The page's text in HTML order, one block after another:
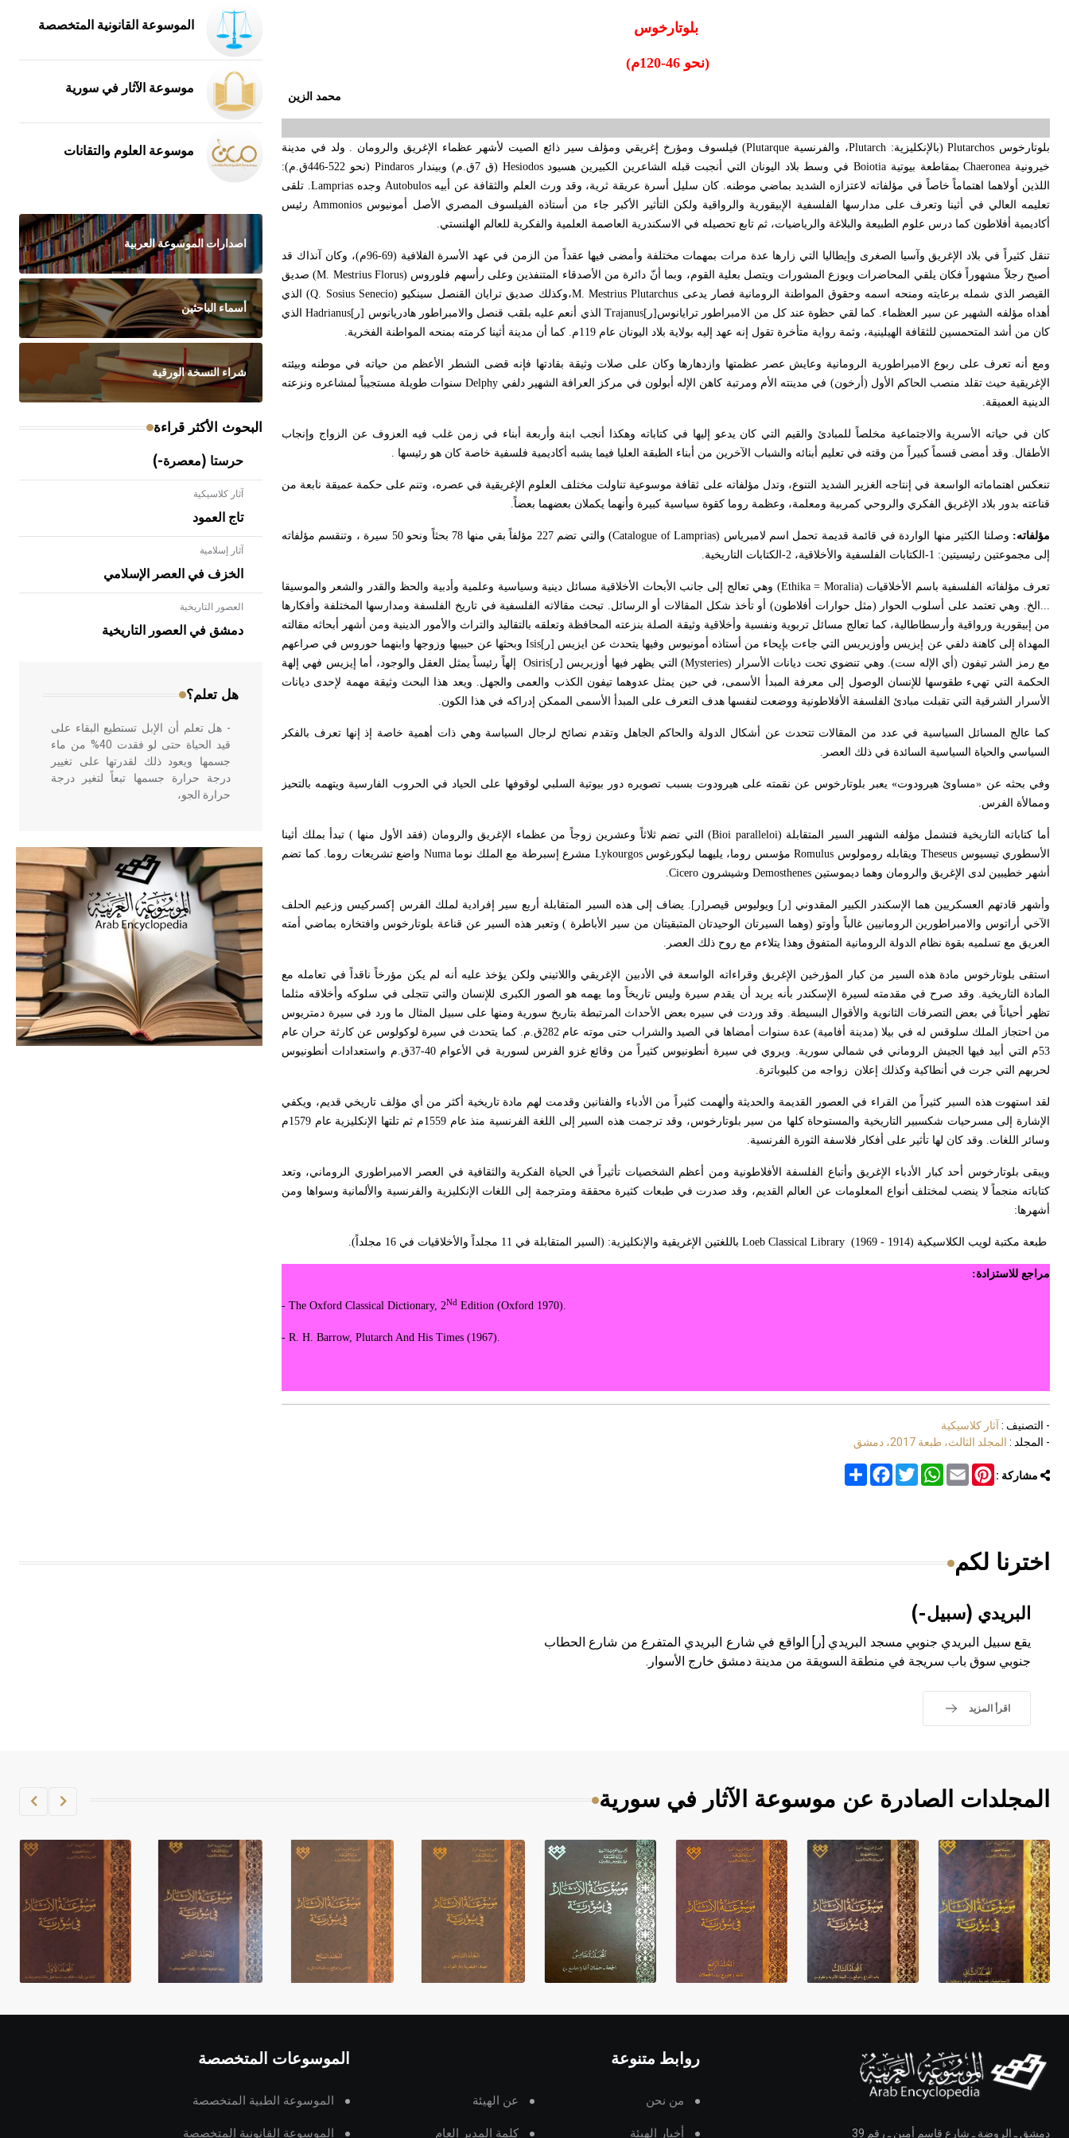
بلوتارخوس
(نحو 46-120م)
محمد الزين
بلوتارخوس Plutarchos(بالإنكليزية: Plutarch، والفرنسية Plutarque) فيلسوف ومؤرخ إغريقي ومؤلف سير ذائع الصيت لأشهر عظماء الإغريق والرومان . ولد في مدينة
خيرونية Chaeroneaبمقاطعة بيوتيةBoiotia في وسط بلاد اليونان التي أنجبت قبله الشاعرين الكبيرين هسيودHesiodos (ق 7ق.م) وبيندار Pindaros
(نحو 522-446ق.م):
اللذين أولاهما اهتماماً خاصاً في مؤلفاته لاعتزازه الشديد بماضي موطنه. كان سليل أسرة عريقة ثرية، وقد ورث العلم والثقافة عن أبيهAutobulos وجدهLamprias. تلقى
تعليمه العالي في أثينا وتعرف على مدارسها الفلسفية الإبيقورية والرواقية ولكن التأثير الأكبر جاء من أستاذه الفيلسوف المصري الأصل أمونيوس Ammoniosرئيس
أكاديمية أفلاطون كما درس علوم الطبيعة والبلاغة والرياضيات، ثم تابع تحصيله في الاسكندرية العاصمة العلمية والفكرية للعالم الهلنستي.
تنقل كثيراً في بلاد الإغريق وآسيا الصغرى وإيطاليا التي زارها عدة مرات بمهمات مختلفة وأمضى فيها عقداً من الزمن في عهد الأسرة الفلافية (69-96م)، وكان آنذاك قد
أصبح رجلاً مشهوراً فكان يلقي المحاضرات ويوزع المشورات ويتصل بعلية القوم، وبما أنّ دائرة من الأصدقاء المتنفذين وعلى رأسهم فلوروس (M. Mestrius Florus) صديق
القيصر الذي شمله برعايته ومنحه اسمه وحقوق المواطنة الرومانية فصار يدعى M. Mestrius Plutarchus،وكذلك صديق ترايان القنصل سينكيو (Q. Sosius Senecio) الذي
أهداه مؤلفه الشهير عن سير العظماء. كما لقي حظوة عند كل من الامبراطور ترايانوس ]ر [
Trajanus الذي أنعم عليه بلقب قنصل والامبراطور هادريانوس ]ر [
Hadrianusالذي
كان من أشد المتحمسين للثقافة الهيلينية، وثمة رواية متأخرة تقول إنه عهد إليه بولاية بلاد اليونان عام 119م. كما أن مدينة أثينا كرمته بمنحه المواطنة الفخرية.
ومع أنه تعرف على ربوع الامبراطورية الرومانية وعايش عصر عظمتها وازدهارها وكان على صلات وثيقة بقادتها فإنه قضى الشطر الأعظم من حياته في موطنه وبيئته
الإغريقية حيث تقلد منصب الحاكم الأول (أرخون) في مدينته الأم ومرتبة كاهن الإله أبولون في مركز العرافة الشهير دلفي Delphyسنوات طويلة مستجيباً لمشاعره ونزعته
الدينية العميقة.
كان في حياته الأسرية والاجتماعية مخلصاً للمبادئ والقيم التي كان يدعو إليها في كتاباته وهكذا أنجب ابنة وأربعة أبناء في زمن غلب فيه العزوف عن الزواج وإنجاب
الأطفال. وقد أمضى قسماً كبيراً من وقته في تعليم أبنائه والشباب الآخرين من أبناء الطبقة العليا فيما يشبه أكاديمية فلسفية خاصة كان هو رئيسها .
تنعكس اهتماماته الواسعة في إنتاجه الغزير الشديد التنوع، وتدل مؤلفاته على ثقافة موسوعية تناولت مختلف العلوم الإغريقية في عصره، وتنم على حكمة عميقة نابعة من
قناعته بدور بلاد الإغريق الفكري والروحي كمربية ومعلمة، وعظمة روما كقوة سياسية كبيرة وأنهما يكملان بعضهما بعضاً.
مؤلفاته: وصلنا الكثير منها الواردة في قائمة قديمة تحمل اسم لامبرياس (Catalogue of Lamprias
) والتي تضم 227 مؤلفاً بقي منها 78 بحثاً ونحو 50 سيرة ، وتنقسم مؤلفاته
إلى مجموعتين رئيسيتين: 1-الكتابات الفلسفية والأخلاقية، 2-الكتابات التاريخية.
تعرف مؤلفاته الفلسفية باسم الأخلاقيات (Ethika = Moralia) وهي تعالج إلى جانب الأبحاث الأخلاقية مسائل دينية وسياسية وعلمية وأدبية والحظ والقدر والشعر والموسيقا
...الخ. وهي تعتمد على أسلوب الحوار (مثل حوارات أفلاطون) أو تأخذ شكل المقالات أو الرسائل. تبحث مقالاته الفلسفية في تاريخ الفلسفة ومدارسها المختلفة وأفكارها
من إبيقورية ورواقية وأرسطاطالية، كما تعالج مسائل تربوية ونفسية وأخلاقية وثيقة الصلة بنزعته المحافظة وتعلقه بالتقاليد والتراث والأمور الدينية ومن أشهر أبحاثه مقالته
المهداة إلى كاهنة دلفي عن إيزيس وأوزيريس التي جاءت بإيحاء من أستاذه أمونيوس وفيها يتحدث عن ايزيس ]ر [
Isis وبحثها عن حبيبها وزوجها وابنهما حوروس في صراعهم
مع رمز الشر تيفون (أي الإله ست). وهي تنضوي تحت ديانات الأسرار (Mysteries)التي يظهر فيها أوزيريس ]ر [
Osiris إلهاً رئيساً يمثل العقل والوجود، أما إيزيس فهي إلهة
الحكمة التي تهيء طقوسها للإنسان الوصول إلى معرفة المبدأ الأسمى، في حين يمثل عدوهما تيفون الكذب والعمى والجهل. ويعد هذا البحث وثيقة مهمة لإحدى ديانات
الأسرار الشرقية التي تقبلت مبادئ الفلسفة الأفلاطونية ووضعت لنفسها هدف التعرف على المبدأ الأسمى الممكن إدراكه في هذا الكون.
كما عالج المسائل السياسية في عدد من المقالات تتحدث عن أشكال الدولة والحاكم الجاهل وتقدم نصائح لرجال السياسة وهي ذات أهمية خاصة إذ إنها تعرف بالفكر
السياسي والحياة السياسية السائدة في ذلك العصر.
وفي بحثه عن «مساوئ هيرودوت» يعبر بلوتارخوس عن نقمته على هيرودوت بسبب تصويره دور بيوتية السلبي لوقوفها على الحياد في الحروب الفارسية ويتهمه بالتحيز
وممالأة الفرس.
أما كتاباته التاريخية فتشمل مؤلفه الشهير السير المتقابلة (Bioi paralleloi)التي تضم ثلاثاً وعشرين زوجاً من عظماء الإغريق والرومان (فقد الأول منها ) تبدأ بملك أثينا
الأسطوري تيسيوس Theseusويقابله رومولوس Romulus مؤسس روما، يليهما ليكورغوسLykourgos مشرع إسبرطة مع الملك نوماNuma واضع تشريعات روما. كما تضم
أشهر خطيبين لدى الإغريق والرومان وهما ديموستين Demosthenes وشيشرون Cicero
.
وأشهر قادتهم العسكريين هما الإسكندر الكبير المقدوني ]ر [ ويوليوس قيصر ]ر [ . يضاف إلى هذه السير المتقابلة أربع سير إفرادية لملك الفرس إكسركيس وزعيم الحلف
الآخي أراتوس والامبراطورين الرومانيين غالباً وأوتو (وهما السيرتان الوحيدتان المتبقيتان من سير الأباطرة ) وتعبر هذه السير عن قناعة بلوتارخوس وافتخاره بماضي أمته
العريق مع تسلميه بقوة نظام الدولة الرومانية المتفوق وهذا يتلاءم مع روح ذلك العصر.
استقى بلوتارخوس مادة هذه السير من كبار المؤرخين الإغريق وقراءاته الواسعة في الأدبين الإغريقي واللاتيني ولكن يؤخذ عليه أنه لم يكن مؤرخاً ناقداً في تعامله مع
المادة التاريخية. وقد صرح في مقدمته لسيرة الإسكندر بأنه يريد أن يقدم سيرة وليس تاريخاً وما يهمه هو الصور الكبرى للإنسان والتي تتجلى في سلوكه وأخلاقه مثلما
تظهر أحياناً في بعض التصرفات الثانوية والأقوال البسيطة. وقد وردت في سيره بعض الأحداث المرتبطة بتاريخ سورية ومنها على سبيل المثال ما ورد في سيرة دمتريوس
من احتجاز الملك سلوقس له في بيلا (مدينة أفامية) عدة سنوات أمضاها في الصيد والشراب حتى موته عام 282ق.م. كما يتحدث في سيرة لوكولوس عن كارثة حران عام
53م التي أبيد فيها الجيش الروماني في شمالي سورية. ويروي في سيرة أنطونيوس كثيراً من وقائع غزو الفرس لسورية في الأعوام 40-37ق.م واستعدادات أنطونيوس
لحربهم التي جرت في أنطاكية وكذلك إعلان زواجه من كليوباترة.
لقد استهوت هذه السير كثيراً من القراء في العصور القديمة والحديثة وألهمت كثيراً من الأدباء والفنانين وقدمت لهم مادة تاريخية أكثر من أي مؤلف تاريخي قديم، ويكفي
الإشارة إلى مسرحيات شكسبير التاريخية والمستوحاة كلها من سير بلوتارخوس، وقد ترجمت هذه السير إلى اللغة الفرنسية منذ عام 1559م ثم تلتها الإنكليزية عام 1579م
وسائر اللغات. وقد كان لها تأثير على أفكار فلاسفة الثورة الفرنسية.
ويبقى بلوتارخوس أحد كبار الأدباء الإغريق وأتباع الفلسفة الأفلاطونية ومن أعظم الشخصيات تأثيراً في الحياة الفكرية والثقافية في العصر الامبراطوري الروماني، وتعد
كتاباته منجماً لا ينضب لمختلف أنواع المعلومات عن العالم القديم، وقد صدرت في طبعات كثيرة محققة ومترجمة إلى اللغات الإنكليزية والفرنسية والألمانية وسواها ومن
أشهرها:
طبعة مكتبة لويب الكلاسيكية (1914 - 1969) Loeb Classical Library باللغتين الإغريقية والإنكليزية: (السير المتقابلة في 11 مجلداً والأخلاقيات في 16 مجلداً).
مراجع للاستزادة:
- The Oxford Classical Dictionary, 2Nd Edition (Oxford 1970).
- R. H. Barrow, Plutarch And His Times (1967).
- التصنيف : آثار كلاسيكية
- المجلد : المجلد الثالث، طبعة 2017، دمشق
مشاركة : Share
FacebookTwitter
WhatsAppEmail
Pinterest
الموسوعة القانونية المتخصصة
موسوعة الآثار في سورية
موسوعة العلوم والتقانات
اصدارات الموسوعة العربية
أسماء الباحثين
شراء النسخة الورقية
البحوث الأكثر قراءة
حرستا (معصرة-)
آثار كلاسيكية
تاج العمود
آثار إسلامية
الخزف في العصر الإسلامي
العصور التاريخية
دمشق في العصور التاريخية
هل تعلم؟
- هل تعلم أن الأبلق نوع من الفنون
الهندسية التي ارتبطت بالعمارة الإسلامية
في بلاد الشام ومصر خاصة، حيث يحرص
- هل تعلم أن الإبل تستطيع البقاء على
قيد الحياة حتى لو فقدت 40% من ماء
جسمها ويعود ذلك لقدرتها على تغيير
درجة حرارة جسمها تبعاً لتغير درجة
حرارة الجو،
- هل تعلم أن أبقراط كتب في الطب
أربعة مؤلفات هي: الحكم، الأدلة، تنظيم
التغذية، ورسالته في جروح الرأس.
ويعود له الفضل بأنه حرر الطب من
الدين والفلسفة.
- هل تعلم أن المرجان إفراز حيواني
يتكون في البحر ويتركب من مادة
كربونات الكلسيوم، وهو أحمر أو شديد
الحمرة وهو أجود أنواعه، ويمتاز بكبر
الحجم ويسمى الش
اخترنا لكم
البريدي (سبيل-)
يقع سبيل البريدي جنوبي مسجد البريدي [ر] الواقع في شارع البريدي المتفرع من شارع الحطاب
جنوبي سوق باب سريجة في منطقة السويقة من مدينة دمشق خارج الأسوار.
اقرأ المزيد
المجلدات الصادرة عن موسوعة الآثار في سورية
دمشق ـ الروضة ـ شارع قاسم أمين ـ رقم 39
روابط متنوعة
من نحن عن الهيئة
أخبار الهيئة كلمة المدير العام
الموسوعات المتخصصة
الموسوعة الطبية المتخصصة
الموسوعة القانونية المتخصصة